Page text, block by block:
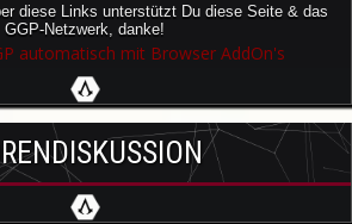
diese Links unterstützt Du diese Seite & das
GGP-Netzwerk, danke!
automatisch mit Browser AddOn's